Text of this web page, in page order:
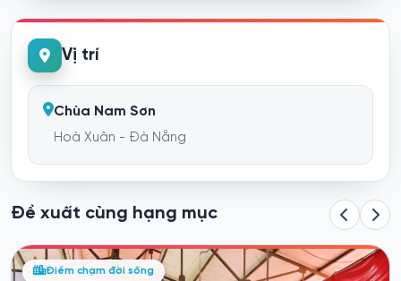
Vị trí
Chùa Nam Sơn
Hoà Xuân - Đà Nẵng
Đề xuất cùng hạng mục
Điểm chạm đời sống
Làm nông và nghỉ trưa kiểu “nhà quê”